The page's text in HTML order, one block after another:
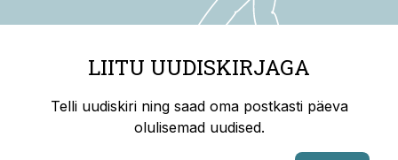
LIITU UUDISKIRJAGA
Telli uudiskiri ning saad oma postkasti päeva
olulisemad uudised.